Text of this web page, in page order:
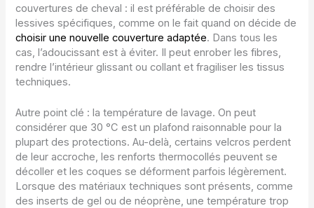
couvertures de cheval : il est préférable de choisir des
lessives spécifiques, comme on le fait quand on décide de
choisir une nouvelle couverture adaptée. Dans tous les
cas, l’adoucissant est à éviter. Il peut enrober les fibres,
rendre l’intérieur glissant ou collant et fragiliser les tissus
techniques.
Autre point clé : la température de lavage. On peut
considérer que 30 °C est un plafond raisonnable pour la
plupart des protections. Au-delà, certains velcros perdent
de leur accroche, les renforts thermocollés peuvent se
décoller et les coques se déforment parfois légèrement.
Lorsque des matériaux techniques sont présents, comme
des inserts de gel ou de néoprène, une température trop